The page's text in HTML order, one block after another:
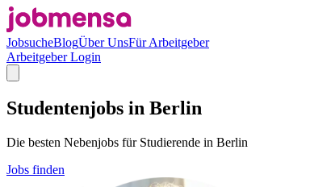
JobsucheBlogÜber UnsFür Arbeitgeber
Arbeitgeber Login
Studentenjobs in Berlin
Die besten Nebenjobs für Studierende in Berlin
Jobs finden